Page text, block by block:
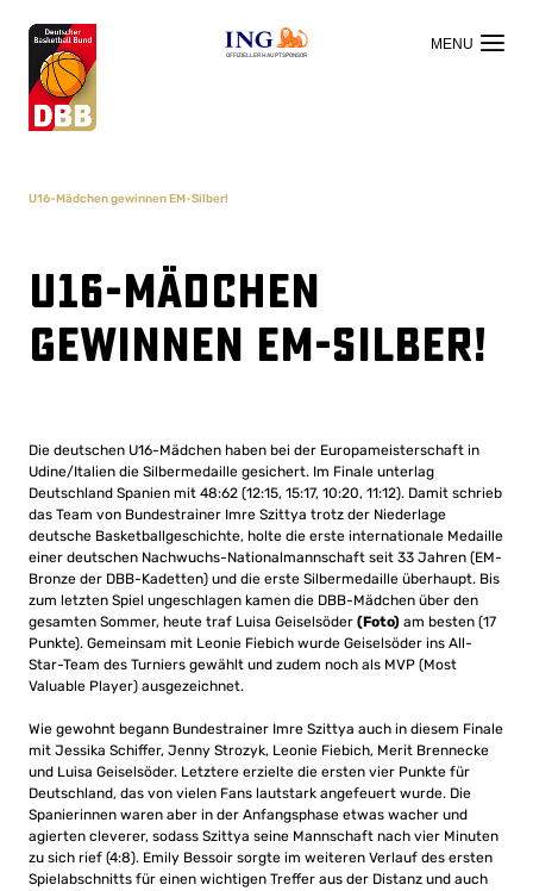
OFFIZIELLER HAUPTSPONSOR
U16-Mädchen gewinnen EM-Silber!
U16-Mädchen
gewinnen EM-Silber!
Die deutschen U16-Mädchen haben bei der Europameisterschaft in
Udine/Italien die Silbermedaille gesichert. Im Finale unterlag
Deutschland Spanien mit 48:62 (12:15, 15:17, 10:20, 11:12). Damit schrieb
das Team von Bundestrainer Imre Szittya trotz der Niederlage
deutsche Basketballgeschichte, holte die erste internationale Medaille
einer deutschen Nachwuchs-Nationalmannschaft seit 33 Jahren (EM-
Bronze der DBB-Kadetten) und die erste Silbermedaille überhaupt. Bis
zum letzten Spiel ungeschlagen kamen die DBB-Mädchen über den
gesamten Sommer, heute traf Luisa Geiselsöder (Foto) am besten (17
Punkte). Gemeinsam mit Leonie Fiebich wurde Geiselsöder ins All-
Star-Team des Turniers gewählt und zudem noch als MVP (Most
Valuable Player) ausgezeichnet.
Wie gewohnt begann Bundestrainer Imre Szittya auch in diesem Finale
mit Jessika Schiffer, Jenny Strozyk, Leonie Fiebich, Merit Brennecke
und Luisa Geiselsöder. Letztere erzielte die ersten vier Punkte für
Deutschland, das von vielen Fans lautstark angefeuert wurde. Die
Spanierinnen waren aber in der Anfangsphase etwas wacher und
agierten cleverer, sodass Szittya seine Mannschaft nach vier Minuten
zu sich rief (4:8). Emily Bessoir sorgte im weiteren Verlauf des ersten
Spielabschnitts für einen wichtigen Treffer aus der Distanz und auch